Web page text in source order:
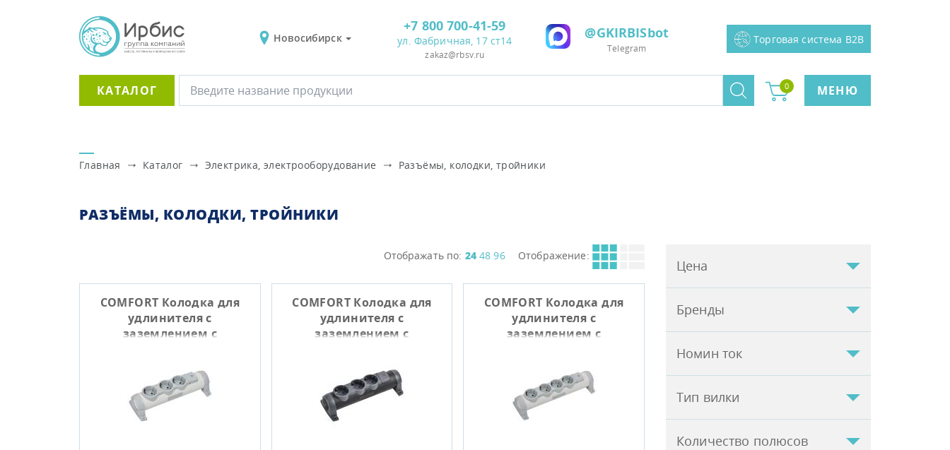
Новосибирск
+7 800 700-41-59
ул. Фабричная, 17 ст14
zakaz@rbsv.ru
@GKIRBISbot
Telegram
Торговая система B2B
КАТАЛОГ 0 МЕНЮ
Главная Каталог Электрика, электрооборудование Разъёмы, колодки, тройники
Цена
Бренды
Номин ток
Тип вилки
Количество полюсов
РАЗЪЁМЫ, КОЛОДКИ, ТРОЙНИКИ
Отображать по: 24 48 96 Отображение:
COMFORT Колодка для
удлинителя с
заземлением с
COMFORT Колодка для
удлинителя с
заземлением с
COMFORT Колодка для
удлинителя с
заземлением с